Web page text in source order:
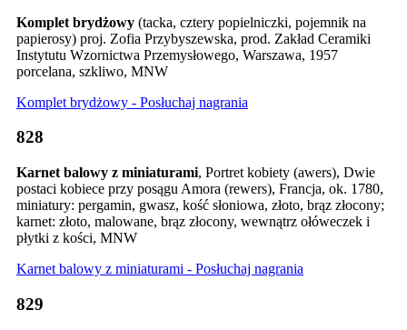
Komplet brydżowy (tacka, cztery popielniczki, pojemnik na
papierosy) proj. Zofia Przybyszewska, prod. Zakład Ceramiki
Instytutu Wzornictwa Przemysłowego, Warszawa, 1957
porcelana, szkliwo, MNW
Komplet brydżowy - Posłuchaj nagrania
828
Karnet balowy z miniaturami, Portret kobiety (awers), Dwie
postaci kobiece przy posągu Amora (rewers), Francja, ok. 1780,
miniatury: pergamin, gwasz, kość słoniowa, złoto, brąz złocony;
karnet: złoto, malowane, brąz złocony, wewnątrz ołóweczek i
płytki z kości, MNW
Karnet balowy z miniaturami - Posłuchaj nagrania
829